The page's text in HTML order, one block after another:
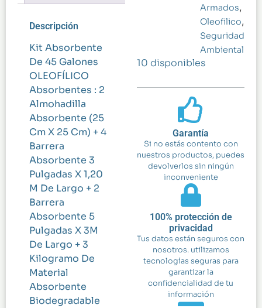
Descripción
Kit Absorbente
De 45 Galones
OLEOFÍLICO
Absorbentes : 2
Almohadilla
Absorbente (25
Cm X 25 Cm) + 4
Barrera
Absorbente 3
Pulgadas X 1,20
M De Largo + 2
Barrera
Absorbente 5
Pulgadas X 3M
De Largo + 3
Kilogramo De
Material
Absorbente
Biodegradable
Armados,
Oleofilico,
Seguridad
Ambiental
10 disponibles
Garantía
Si no estás contento con
nuestros productos, puedes
devolverlos sin ningún
inconveniente
100% protección de
privacidad
Tus datos están seguros con
nosotros. utilizamos
tecnologías seguras para
garantizar la
confidencialidad de tu
información